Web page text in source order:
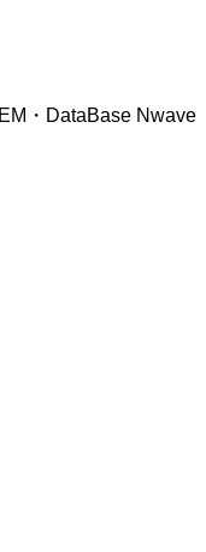
・DataBase Nwave